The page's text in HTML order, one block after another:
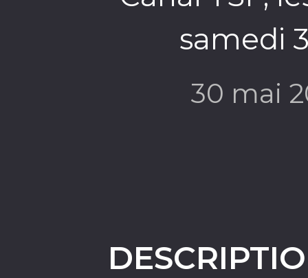
samedi
30 mai